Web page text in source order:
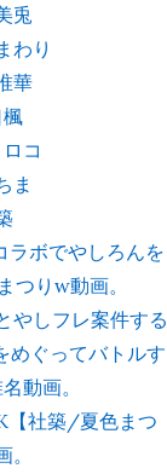
兎
わり
華
コ
ま
ラボでやしろんを
つりw動画。
やしフレ案件する
ぐってバトルす
動画。
【社築/夏色まつ
。